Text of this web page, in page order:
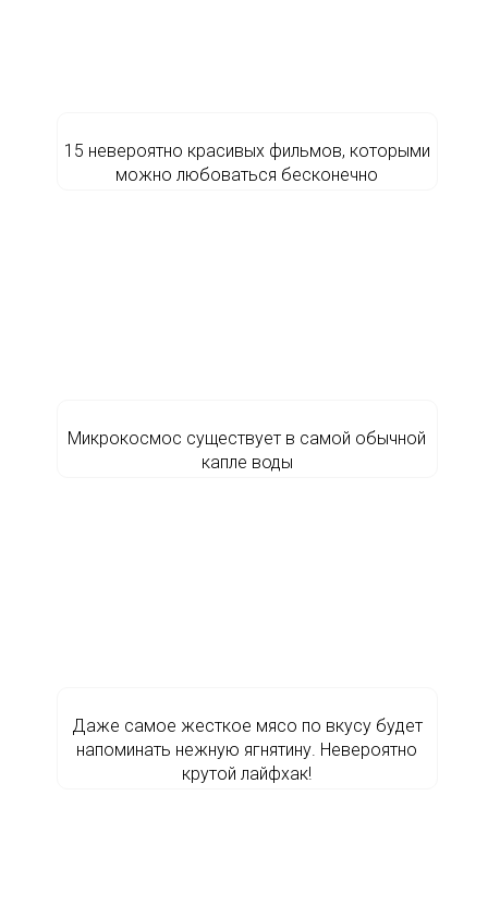
15 невероятно красивых фильмов, которыми
можно любоваться бесконечно
Микрокосмос существует в самой обычной
капле воды
Даже самое жесткое мясо по вкусу будет
напоминать нежную ягнятину. Невероятно
крутой лайфхак!